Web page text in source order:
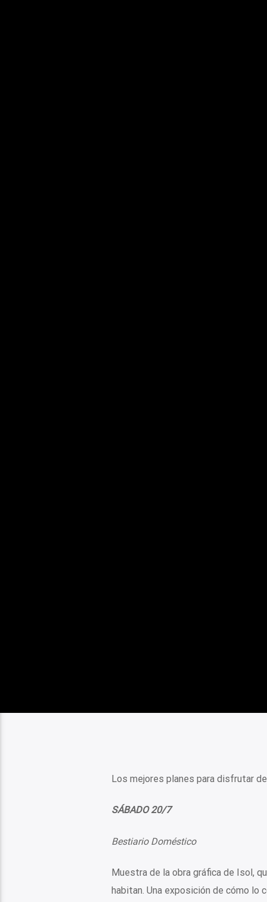
Los mejores planes para disfrutar
SÁBADO 20/7
Bestiario Doméstico
Muestra de la obra gráfica de Isol,
habitan. Una exposición de cómo lo